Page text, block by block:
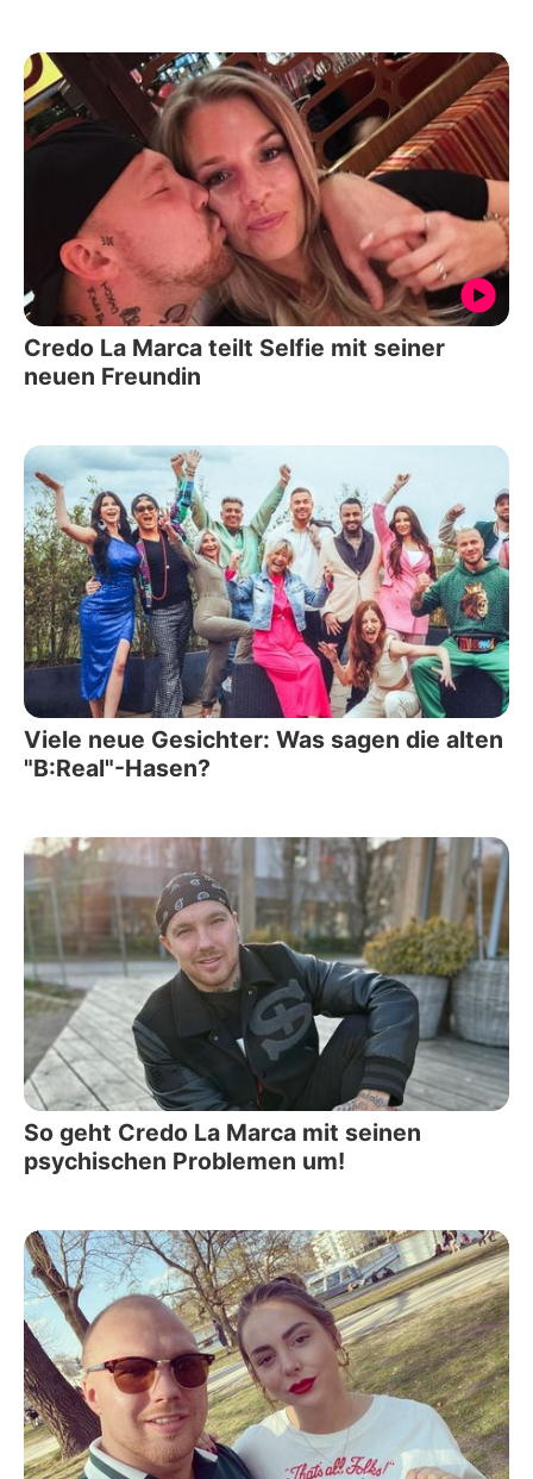
Credo La Marca teilt Selfie mit seiner
neuen Freundin
Viele neue Gesichter: Was sagen die alten
"B:Real"-Hasen?
So geht Credo La Marca mit seinen
psychischen Problemen um!